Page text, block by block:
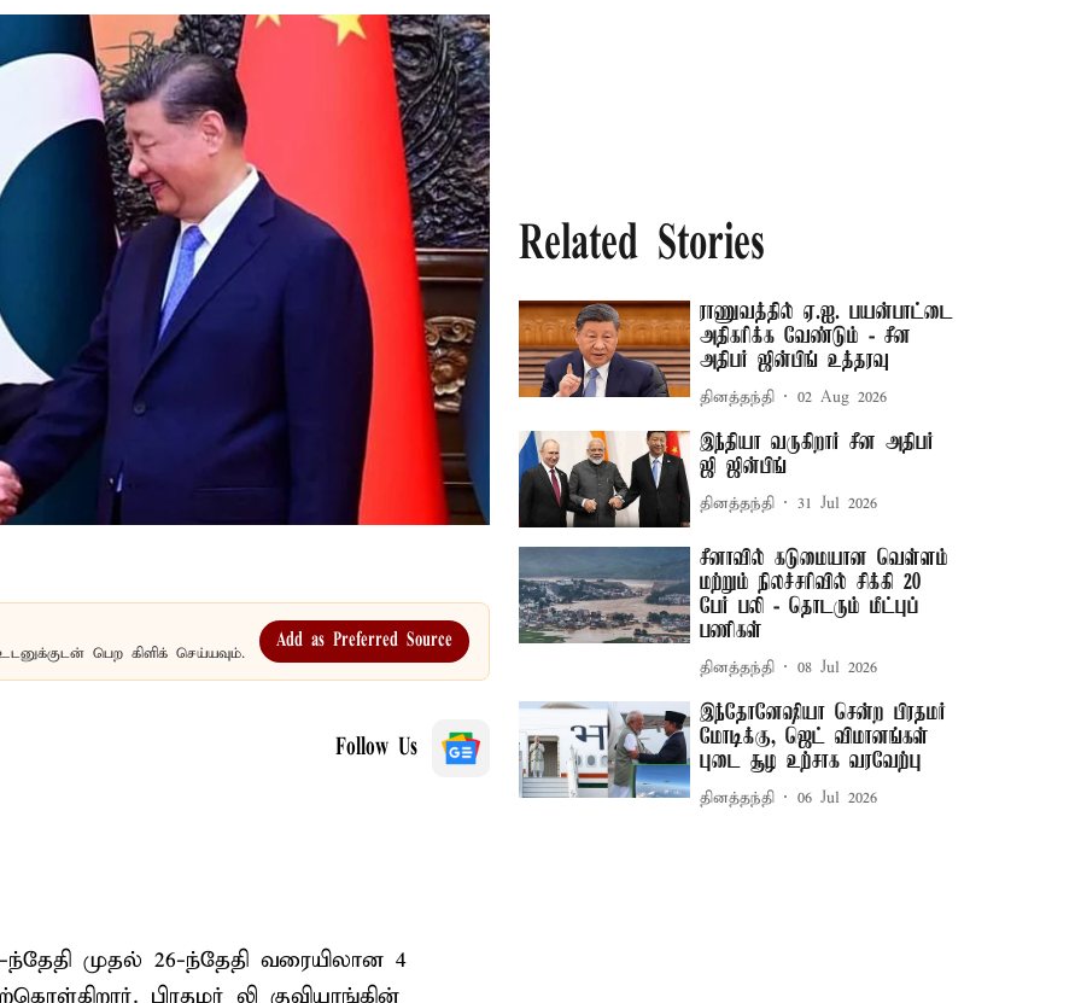
பெற கிளிக் செய்யவும்.
Add as Preferred Source
Follow Us
முதல் 26-ந்தேதி வரையிலான 4
பிரதமர் லி குவியாங்கின்
Related Stories
ராணுவத்தில் ஏ.ஐ. பயன்பாட்டை
அதிகரிக்க வேண்டும் - சீன
அதிபர் ஜின்பிங் உத்தரவு
தினத்தந்தி 02 Aug 2026
இந்தியா வருகிறார் சீன அதிபர்
ஜி ஜின்பிங்
தினத்தந்தி 31 Jul 2026
சீனாவில் கடுமையான வெள்ளம்
மற்றும் நிலச்சரிவில் சிக்கி 20
பேர் பலி - தொடரும் மீட்புப்
பணிகள்
தினத்தந்தி 08 Jul 2026
இந்தோனேஷியா சென்ற பிரதமர்
மோடிக்கு, ஜெட் விமானங்கள்
புடை சூழ உற்சாக வரவேற்பு
தினத்தந்தி 06 Jul 2026